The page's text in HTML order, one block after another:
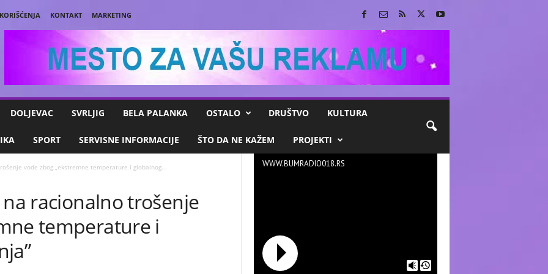
KONTAKT
MARKETING
DOLJEVAC SVRLJIG BELA PALANKA OSTALO DRUŠTVO KULTURA
SPORT SERVISNE INFORMACIJE ŠTO DA NE KAŽEM PROJEKTI
vode zbog „ekstremne temperature i globalnog...
na racionalno trošenje
temperature i
WWW.BUMRADIO018.RS